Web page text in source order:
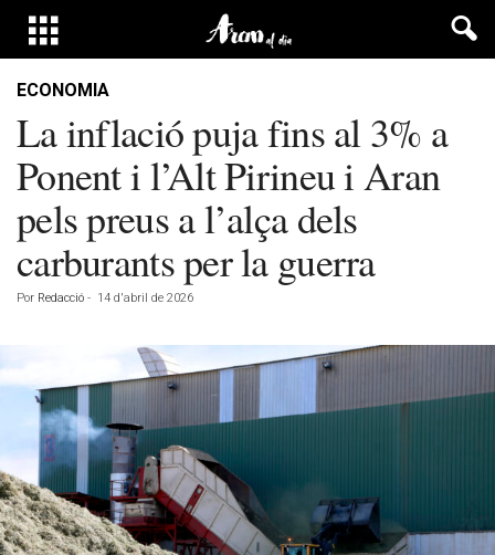
ECONOMIA
La inflació puja fins al 3% a
Ponent i l’Alt Pirineu i Aran
pels preus a l’alça dels
carburants per la guerra
Por Redacció - 14 d'abril de 2026